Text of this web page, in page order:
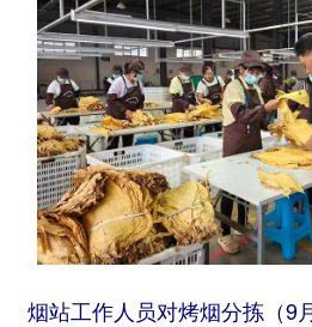
烟站工作人员对烤烟分拣（9